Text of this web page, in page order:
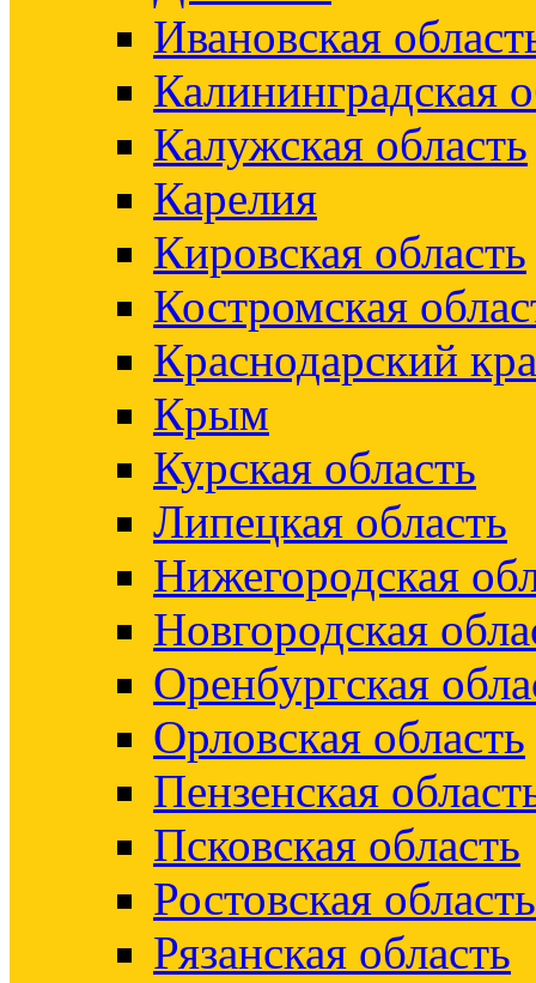
Ивановская
Калининградская
Калужская область
Карелия
Кировская область
Костромская
Краснодарский
Крым
Курская область
Липецкая область
Нижегородская
Новгородская
Оренбургская
Орловская область
Пензенская
Псковская область
Ростовская область
Рязанская область